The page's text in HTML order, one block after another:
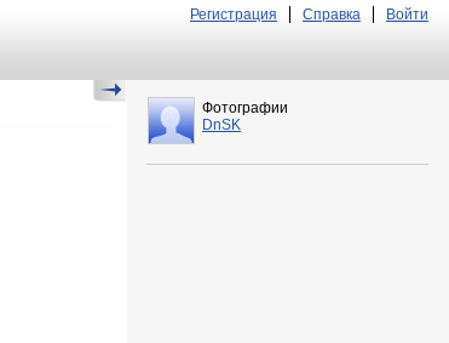
Регистрация Справка Войти
Фотографии
DnSK